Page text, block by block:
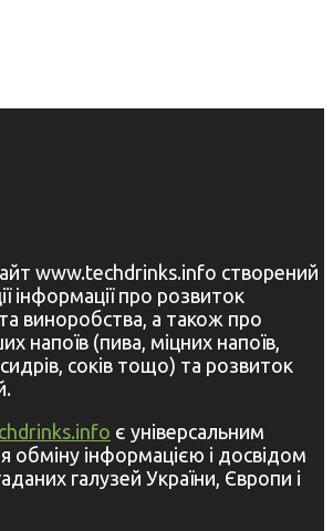
www.techdrinks.info створений
інформації про розвиток
виноробства, а також про
напоїв (пива, міцних напоїв,
соків тощо) та розвиток
є універсальним
обміну інформацією і досвідом
галузей України, Європи і